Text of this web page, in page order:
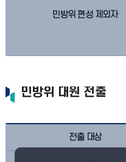
민방위 편성 제외자
민방위 대원 전출
전출 대상